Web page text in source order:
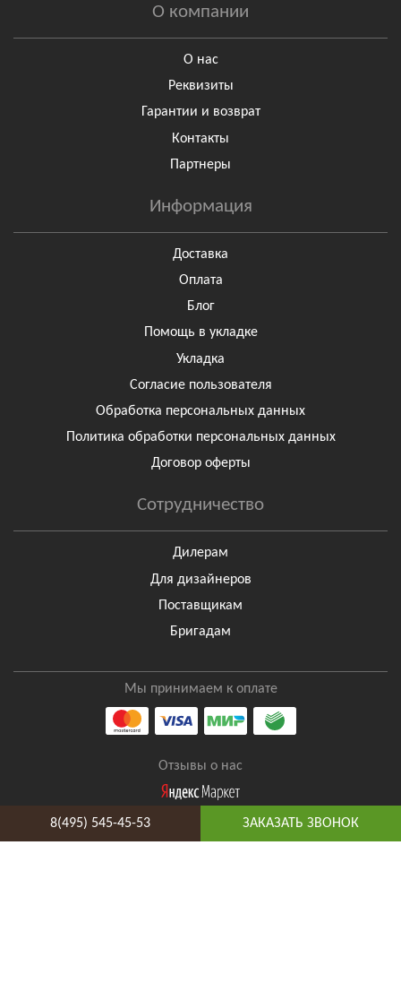
О компании
О нас
Реквизиты
Гарантии и возврат
Контакты
Партнеры
Информация
Доставка
Оплата
Блог
Помощь в укладке
Укладка
Согласие пользователя
Обработка персональных данных
Политика обработки персональных данных
Договор оферты
Сотрудничество
Дилерам
Для дизайнеров
Поставщикам
Бригадам
Мы принимаем к оплате
Отзывы о нас
8(495) 545-45-53 ЗАКАЗАТЬ ЗВОНОК